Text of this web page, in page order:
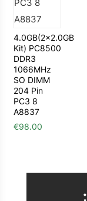
4.0GB(2×2.0GB
Kit) PC8500
DDR3
1066MHz
SO DIMM
204 Pin
PC3 8
A8837
€98.00